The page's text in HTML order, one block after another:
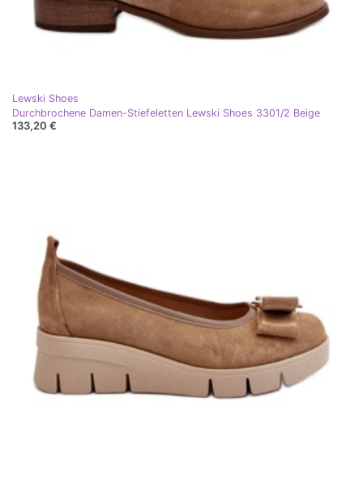
Lewski Shoes
Durchbrochene Damen-Stiefeletten Lewski Shoes 3301/2 Beige
133,20 €